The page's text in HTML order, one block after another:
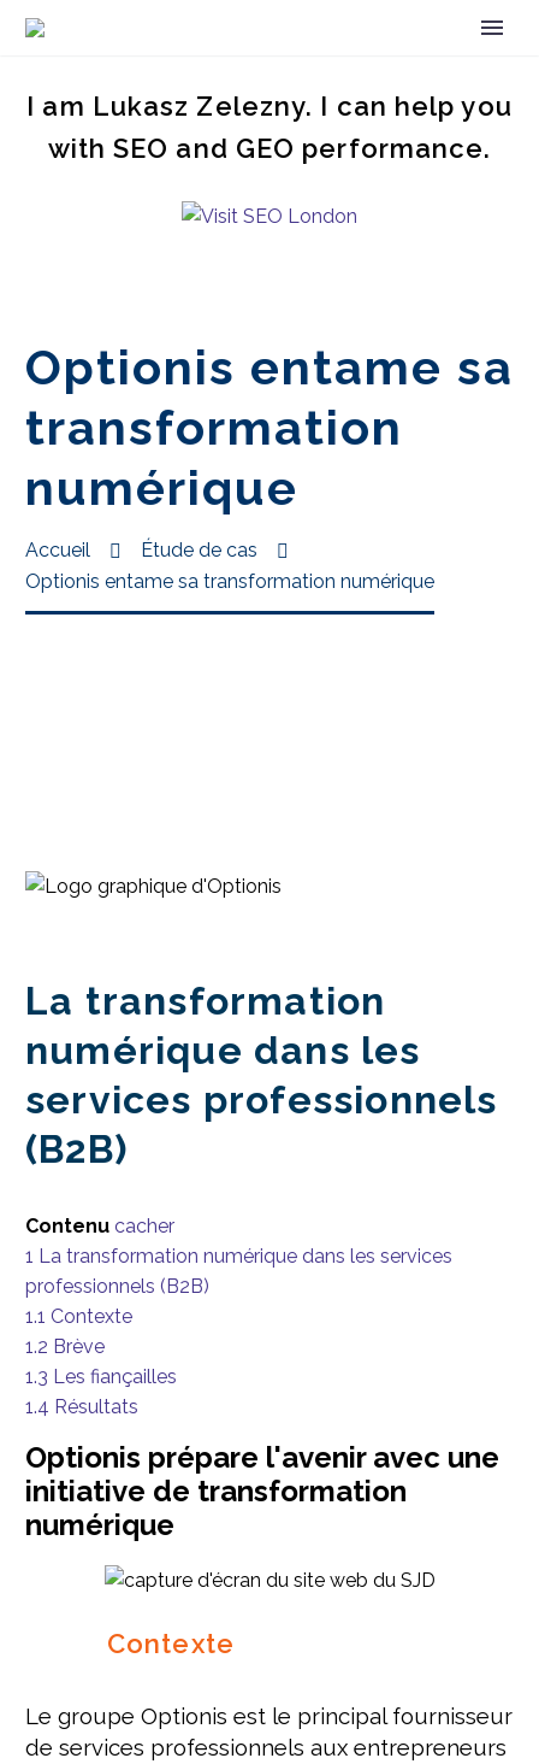
I am Lukasz Zelezny. I can help you
with SEO and GEO performance.
Optionis entame sa
transformation
numérique
Accueil
Étude de cas
Optionis entame sa transformation numérique
La transformation
numérique dans les
services professionnels
(B2B)
Contenu cacher
1 La transformation numérique dans les services
professionnels (B2B)
1.1 Contexte
1.2 Brève
1.3 Les fiançailles
1.4 Résultats
Optionis prépare l'avenir avec une
initiative de transformation
numérique
Contexte
Le groupe Optionis est le principal fournisseur
de services professionnels aux entrepreneurs